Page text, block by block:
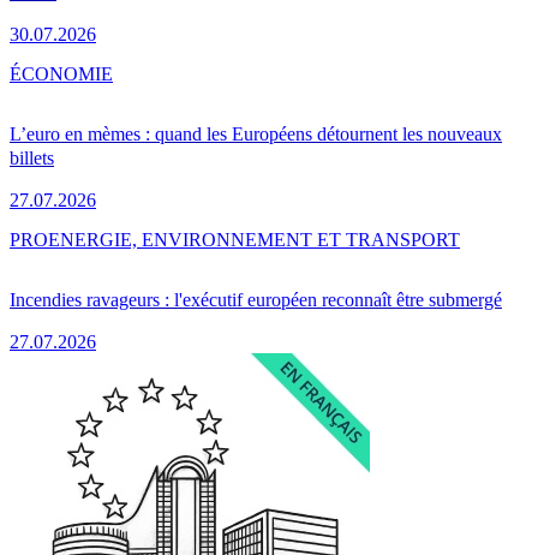
30.07.2026
L’euro en mèmes : quand les Européens détournent les nouveaux
billets
27.07.2026
ÉCONOMIE
Incendies ravageurs : l'exécutif européen reconnaît être submergé
27.07.2026
PROENERGIE, ENVIRONNEMENT ET TRANSPORT